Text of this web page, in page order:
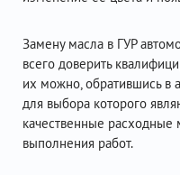
Замену масла в ГУР
всего доверить
их можно, обратившись в
для выбора которого
качественные расходные
выполнения работ.